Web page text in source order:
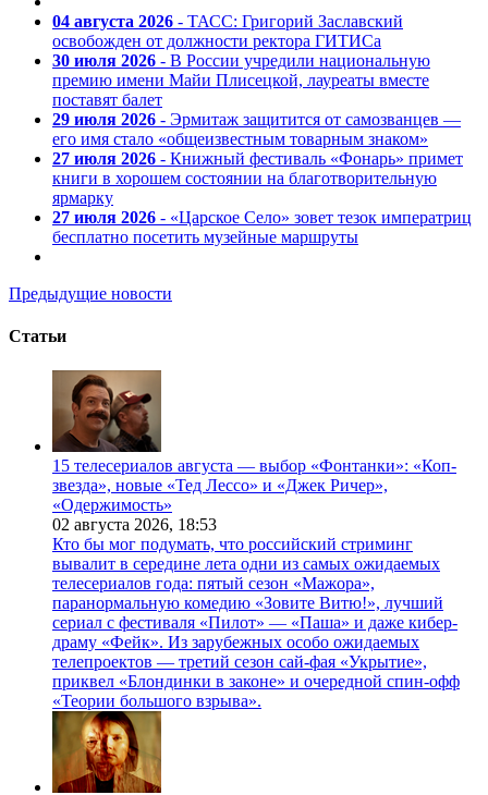
04 августа 2026 - ТАСС: Григорий Заславский
освобожден от должности ректора ГИТИСа
30 июля 2026 - В России учредили национальную
премию имени Майи Плисецкой, лауреаты вместе
поставят балет
29 июля 2026 - Эрмитаж защитится от самозванцев —
его имя стало «общеизвестным товарным знаком»
27 июля 2026 - Книжный фестиваль «Фонарь» примет
книги в хорошем состоянии на благотворительную
ярмарку
27 июля 2026 - «Царское Село» зовет тезок императриц
бесплатно посетить музейные маршруты
Предыдущие новости
Статьи
15 телесериалов августа — выбор «Фонтанки»: «Коп-
звезда», новые «Тед Лессо» и «Джек Ричер»,
«Одержимость»
02 августа 2026, 18:53
Кто бы мог подумать, что российский стриминг
вывалит в середине лета одни из самых ожидаемых
телесериалов года: пятый сезон «Мажора»,
паранормальную комедию «Зовите Витю!», лучший
сериал с фестиваля «Пилот» — «Паша» и даже кибер-
драму «Фейк». Из зарубежных особо ожидаемых
телепроектов — третий сезон сай-фая «Укрытие»,
приквел «Блондинки в законе» и очередной спин-офф
«Теории большого взрыва».